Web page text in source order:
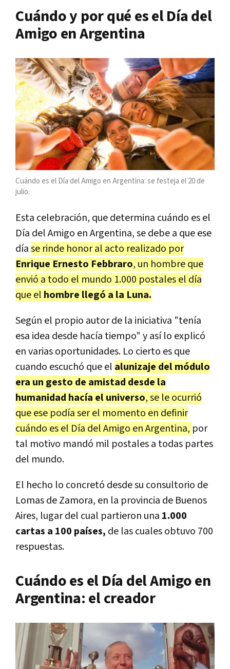
Cuándo y por qué es el Día del
Amigo en Argentina
Cuándo es el Día del Amigo en Argentina: se festeja el 20 de
julio.
Esta celebración, que determina cuándo es el
Día del Amigo en Argentina, se debe a que ese
díase rinde honor al acto realizado por
Enrique Ernesto Febbraro, un hombre que
envió a todo el mundo 1.000 postales el día
que el hombre llegó a la Luna.
Según el propio autor de la iniciativa "tenía
esa idea desde hacía tiempo" y así lo explicó
en varias oportunidades. Lo cierto es que
cuando escuchó que el alunizaje del módulo
era un gesto de amistad desde la
humanidad hacía el universo, se le ocurrió
que ese podía ser el momento en definir
cuándo es el Día del Amigo en Argentina, por
tal motivo mandó mil postales a todas partes
del mundo.
El hecho lo concretó desde su consultorio de
Lomas de Zamora, en la provincia de Buenos
Aires, lugar del cual partieron una 1.000
cartas a 100 países, de las cuales obtuvo 700
respuestas.
Cuándo es el Día del Amigo en
Argentina: el creador